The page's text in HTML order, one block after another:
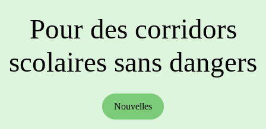
Pour des corridors
scolaires sans dangers
Nouvelles